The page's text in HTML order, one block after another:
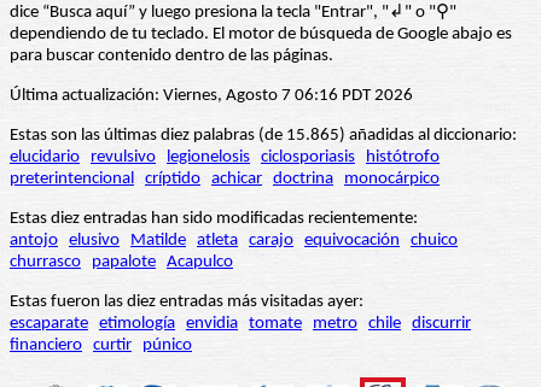
dice “Busca aquí” y luego presiona la tecla "Entrar", "↲" o "⚲"
dependiendo de tu teclado. El motor de búsqueda de Google abajo es
para buscar contenido dentro de las páginas.
Última actualización: Viernes, Agosto 7 06:16 PDT 2026
Estas son las últimas diez palabras (de 15.865) añadidas al diccionario:
elucidario
revulsivo legionelosis ciclosporiasis
histótrofo
preterintencional críptido achicar doctrina monocárpico
Estas diez entradas han sido modificadas recientemente:
antojo elusivo Matilde atleta carajo equivocación
chuico
churrasco
papalote Acapulco
Estas fueron las diez entradas más visitadas ayer:
escaparate etimología envidia tomate metro chile discurrir
financiero curtir púnico